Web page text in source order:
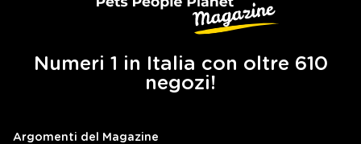
Numeri 1 in Italia con oltre 610
negozi!
Argomenti del Magazine